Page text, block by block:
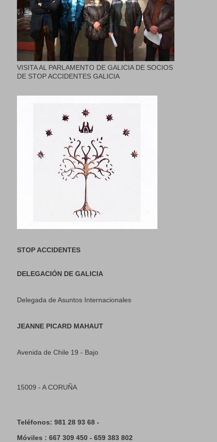
VISITA AL PARLAMENTO DE GALICIA DE SOCIOS
DE STOP ACCIDENTES GALICIA
STOP ACCIDENTES
DELEGACIÓN DE GALICIA
Delegada de Asuntos Internacionales
JEANNE PICARD MAHAUT
Avenida de Chile 19 - Bajo
15009 - A CORUÑA
Teléfonos: 981 28 93 68 -
Móviles : 667 309 450 - 659 383 802